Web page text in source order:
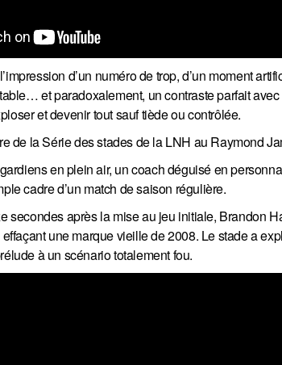
d’un numéro de trop, d’un moment
et paradoxalement, un contraste parfait avec
et devenir tout sauf tiède ou contrôlée.
de la Série des stades de la LNH au Raymond
en plein air, un coach déguisé en
cadre d’un match de saison régulière.
secondes après la mise au jeu initiale, Brandon
une marque vieille de 2008. Le stade a
à un scénario totalement fou.